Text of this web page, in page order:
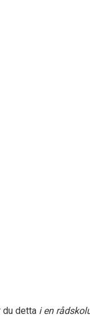
du detta i en